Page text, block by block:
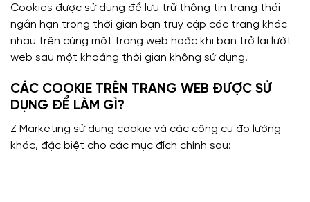
Cookies được sử dụng để lưu trữ thông tin trạng thái
ngắn hạn trong thời gian bạn truy cập các trang khác
nhau trên cùng một trang web hoặc khi bạn trở lại lướt
web sau một khoảng thời gian không sử dụng.
CÁC COOKIE TRÊN TRANG WEB ĐƯỢC SỬ
DỤNG ĐỂ LÀM GÌ?
Z Marketing sử dụng cookie và các công cụ đo lường
khác, đặc biệt cho các mục đích chính sau: